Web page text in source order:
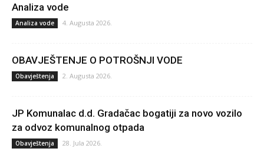
Analiza vode
Analiza vode 4. Augusta 2026.
OBAVJEŠTENJE O POTROŠNJI VODE
Obavještenja 2. Augusta 2026.
JP Komunalac d.d. Gradačac bogatiji za novo vozilo
za odvoz komunalnog otpada
Obavještenja 28. Jula 2026.